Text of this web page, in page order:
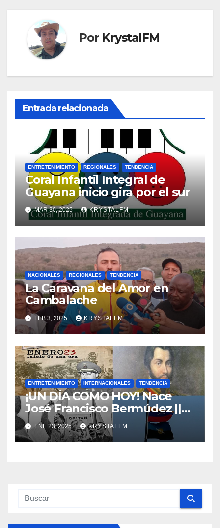
Por KrystalFM
Entrada relacionada
ENTRETENIMIENTO REGIONALES TENDENCIA
Coral Infantil Integral de
Guayana inicio gira por el sur
MAR 30, 2025 KRYSTALFM
NACIONALES REGIONALES TENDENCIA
La Caravana del Amor en
Cambalache
FEB 3, 2025 KRYSTALFM
ENTRETENIMIENTO INTERNACIONALES TENDENCIA
¡UN DÍA COMO HOY! Nace
José Francisco Bermúdez ||
Nace Jorge Eliecer Gaitán ||
Derrocamiento de Marcos
Pérez Jiménez || Nace
ENE 23, 2025 KRYSTALFM